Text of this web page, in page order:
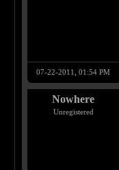
07-22-2011, 01:54 PM
Nowhere
Unregistered